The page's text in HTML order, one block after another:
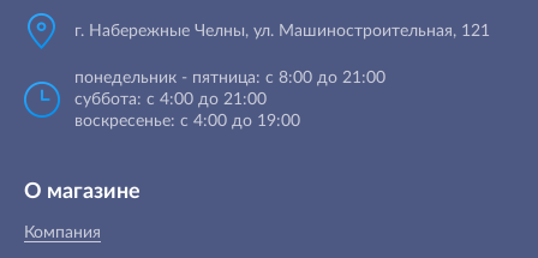
г. Набережные Челны, ул. Машиностроительная, 121
понедельник - пятница: с 8:00 до 21:00
суббота: с 4:00 до 21:00
воскресенье: с 4:00 до 19:00
О магазине
Компания